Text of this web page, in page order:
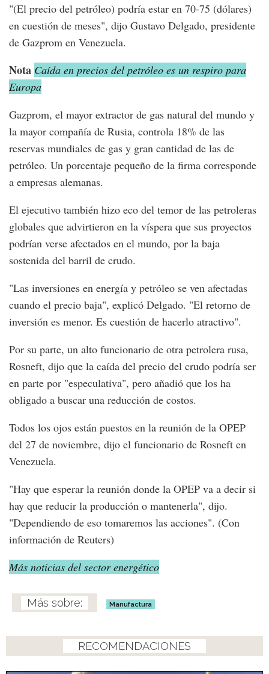
"(El precio del petróleo) podría estar en 70-75 (dólares)
en cuestión de meses", dijo Gustavo Delgado, presidente
de Gazprom en Venezuela.
Nota Caída en precios del petróleo es un respiro para
Europa
Gazprom, el mayor extractor de gas natural del mundo y
la mayor compañía de Rusia, controla 18% de las
reservas mundiales de gas y gran cantidad de las de
petróleo. Un porcentaje pequeño de la firma corresponde
a empresas alemanas.
El ejecutivo también hizo eco del temor de las petroleras
globales que advirtieron en la víspera que sus proyectos
podrían verse afectados en el mundo, por la baja
sostenida del barril de crudo.
"Las inversiones en energía y petróleo se ven afectadas
cuando el precio baja", explicó Delgado. "El retorno de
inversión es menor. Es cuestión de hacerlo atractivo".
Por su parte, un alto funcionario de otra petrolera rusa,
Rosneft, dijo que la caída del precio del crudo podría ser
en parte por "especulativa", pero añadió que los ha
obligado a buscar una reducción de costos.
Todos los ojos están puestos en la reunión de la OPEP
del 27 de noviembre, dijo el funcionario de Rosneft en
Venezuela.
"Hay que esperar la reunión donde la OPEP va a decir si
hay que reducir la producción o mantenerla", dijo.
"Dependiendo de eso tomaremos las acciones". (Con
información de Reuters)
Más noticias del sector energético
Manufactura
RECOMENDACIONES